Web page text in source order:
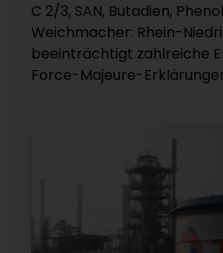
C 2/3, SAN, Butadien,
Weichmacher: Rhein-
beeinträchtigt zahlreiche
Force-Majeure-